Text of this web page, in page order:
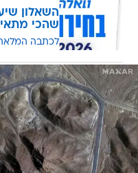
השאלון
שהכי
לכתבה